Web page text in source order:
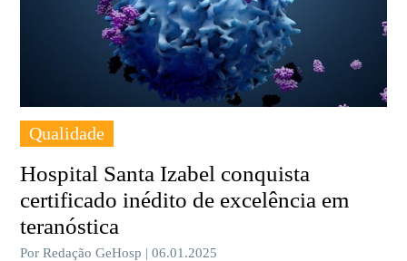
Qualidade
Hospital Santa Izabel conquista
certificado inédito de excelência em
teranóstica
Por Redação GeHosp | 06.01.2025